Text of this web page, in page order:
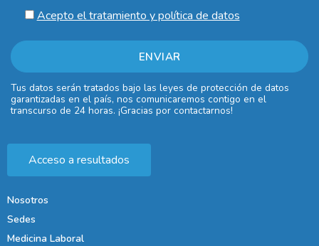
Acepto el tratamiento y política de datos
Tus datos serán tratados bajo las leyes de protección de datos
garantizadas en el país, nos comunicaremos contigo en el
transcurso de 24 horas. ¡Gracias por contactarnos!
Acceso a resultados
Nosotros
Sedes
Medicina Laboral